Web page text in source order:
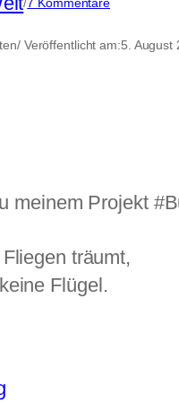
/7 Kommentare
die
/ Veröffentlicht am:5. August
meinem Projekt
träumt,
Flügel.